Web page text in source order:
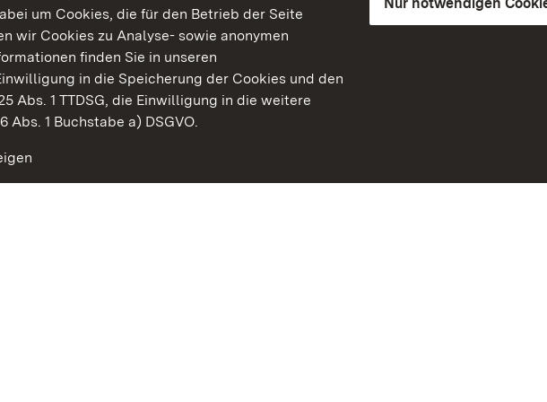
um Cookies, die für den Betrieb der Seite
wir Cookies zu Analyse- sowie anonymen
finden Sie in unseren
in die Speicherung der Cookies und den
Abs. 1 TTDSG, die Einwilligung in die weitere
1 Buchstabe a) DSGVO.